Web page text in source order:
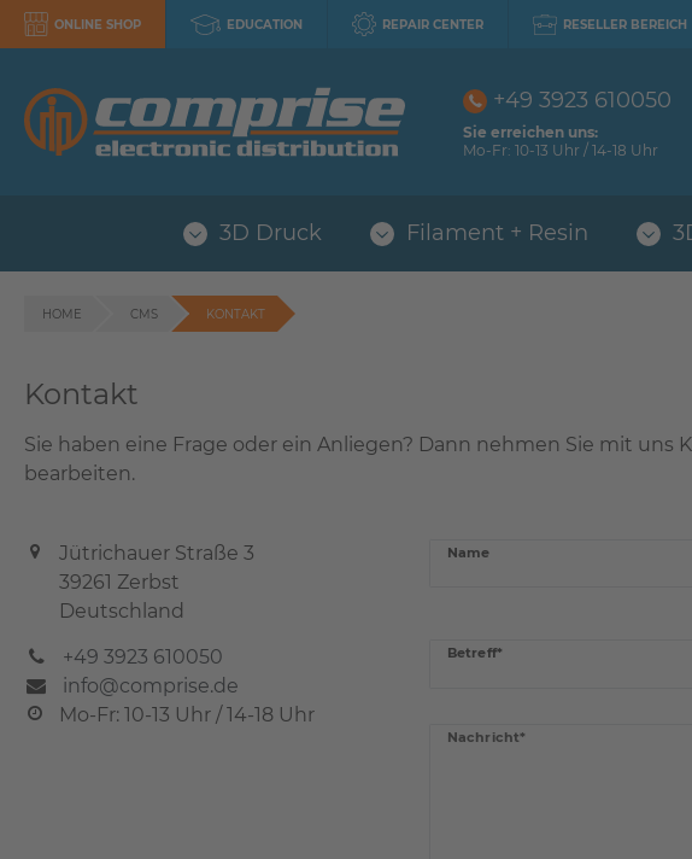
ONLINE SHOP EDUCATION REPAIR CENTER RESELLER BEREICH
+49 3923 610050
Sie erreichen uns:
Mo-Fr: 10-13 Uhr / 14-18 Uhr
3D Druck Filament + Resin
HOME CMS KONTAKT
Kontakt
Sie haben eine Frage oder ein Anliegen? Dann nehmen Sie mit
bearbeiten.
Jütrichauer Straße 3
39261 Zerbst
Deutschland
+49 3923 610050
info@comprise.de
Mo-Fr: 10-13 Uhr / 14-18 Uhr
Name
Betreff*
Nachricht*